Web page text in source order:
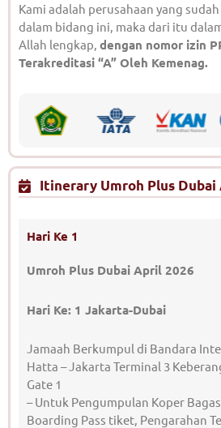
Kami adalah perusahaan yang
dalam bidang ini, maka dari itu
Allah lengkap, dengan nomor izin
Terakreditasi “A” Oleh Kemenag.
Itinerary Umroh Plus Dubai
Hari Ke 1
Umroh Plus Dubai April 2026
Hari Ke: 1 Jakarta-Dubai
Jamaah Berkumpul di Bandara
Hatta – Jakarta Terminal 3
Gate 1
– Untuk Pengumpulan Koper
Boarding Pass tiket, Pengarahan